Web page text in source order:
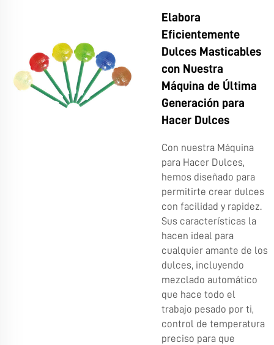
Elabora
Eficientemente
Dulces Masticables
con Nuestra
Máquina de Última
Generación para
Hacer Dulces
Con nuestra Máquina
para Hacer Dulces,
hemos diseñado para
permitirte crear dulces
con facilidad y rapidez.
Sus características la
hacen ideal para
cualquier amante de los
dulces, incluyendo
mezclado automático
que hace todo el
trabajo pesado por ti,
control de temperatura
preciso para que